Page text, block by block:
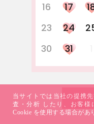
16
17
23
24
30
31
当サイトでは当社の提携
査・分析 したり、お客様
Cookie を使用する場合があ